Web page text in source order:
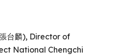
台麟), Director of
National Chengchi